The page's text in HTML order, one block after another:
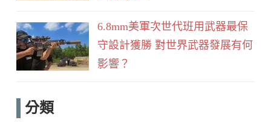
6.8mm美軍次世代班用武器最保
守設計獲勝 對世界武器發展有何
影響？
分類